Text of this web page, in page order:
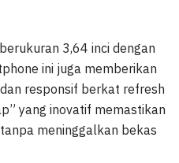
3,64 inci dengan
ini juga memberikan
responsif berkat refresh
yang inovatif memastikan
meninggalkan bekas